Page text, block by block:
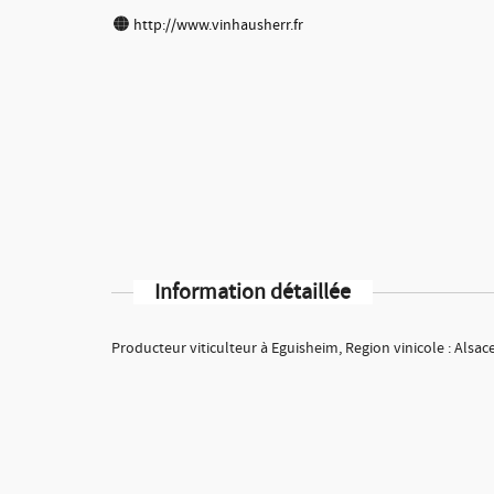
http://www.vinhausherr.fr
Information détaillée
Producteur viticulteur à Eguisheim, Region vinicole :